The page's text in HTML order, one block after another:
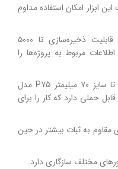
ابزار امکان استفاده مداوم
این دستگاه قابلیت ذخیره‌سازی تا ۵۰۰۰
مربوط به پروژه‌ها را
اتو لوله روتنبرگر تا سایز ۷۰ میلیمتر P75 مدل
سبک و قابل حملی دارد که کار را برای
مقاوم به ثبات بیشتر در حین
مختلف سازگاری دارد.